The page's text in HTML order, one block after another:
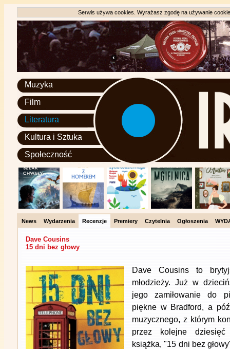
Serwis używa cookies. Wyrażasz zgodę na używanie
Muzyka
Film
Literatura
Kultura i Sztuka
Społeczność
News Wydarzenia Recenzje Premiery Czytelnia Ogłoszenia
Dave Cousins
15 dni bez głowy
Dave Cousins to
młodzieży. Już w
jego zamiłowanie do
piękne w Bradford, a
muzycznego, z którym
przez kolejne
książka, "15 dni bez